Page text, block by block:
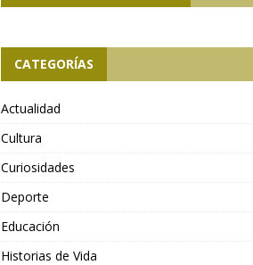
CATEGORÍAS
Actualidad
Cultura
Curiosidades
Deporte
Educación
Historias de Vida